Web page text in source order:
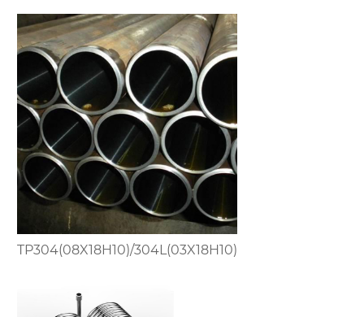
TP304(08X18H10)/304L(03X18H10)